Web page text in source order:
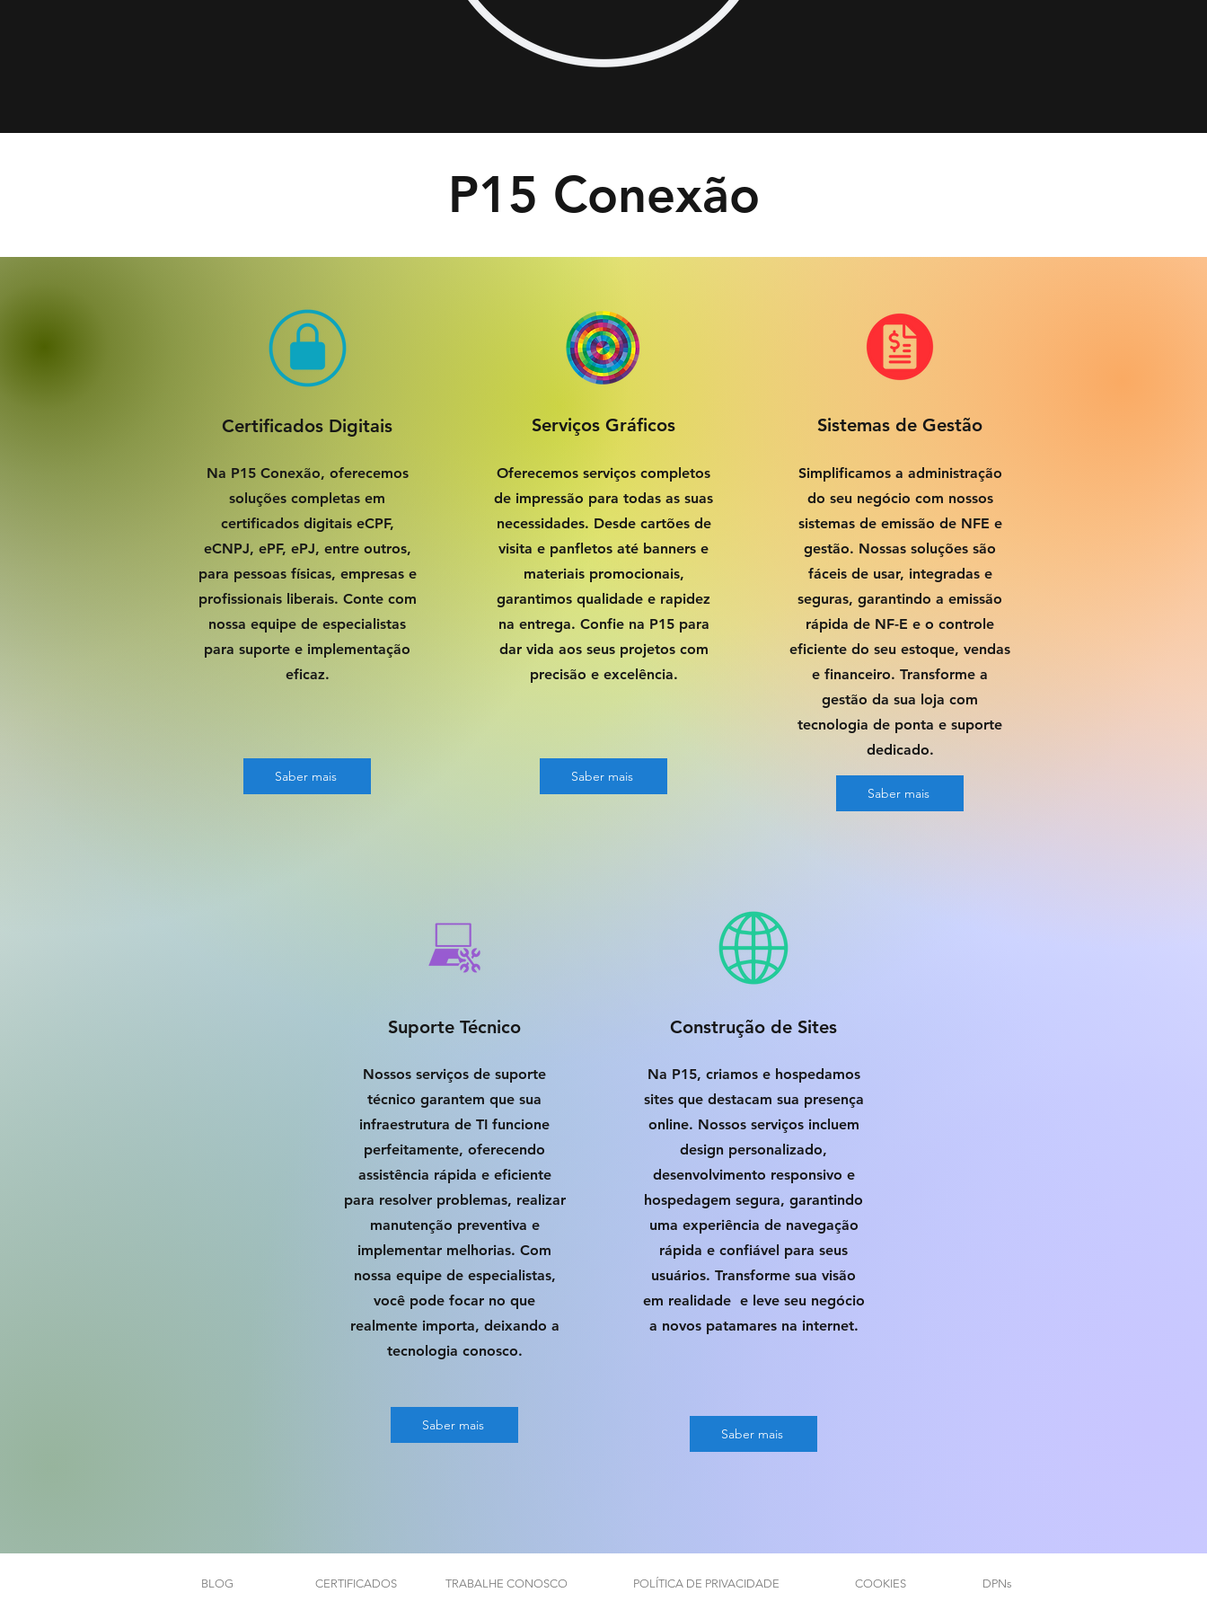
P15 Conexão
Certificados Digitais
Na P15 Conexão, oferecemos
soluções completas em
certificados digitais eCPF,
eCNPJ, ePF, ePJ, entre outros,
para pessoas físicas, empresas e
profissionais liberais. Conte com
nossa equipe de especialistas
para suporte e implementação
eficaz.
Saber mais
Serviços Gráficos
Oferecemos serviços completos
de impressão para todas as suas
necessidades. Desde cartões de
visita e panfletos até banners e
materiais promocionais,
garantimos qualidade e rapidez
na entrega. Confie na P15 para
dar vida aos seus projetos com
precisão e excelência.
Saber mais
Sistemas de Gestão
Simplificamos a administração
do seu negócio com nossos
sistemas de emissão de NFE e
gestão. Nossas soluções são
fáceis de usar, integradas e
seguras, garantindo a emissão
rápida de NF-E e o controle
eficiente do seu estoque, vendas
e financeiro. Transforme a
gestão da sua loja com
tecnologia de ponta e suporte
dedicado.
Saber mais
Suporte Técnico
Nossos serviços de suporte
técnico garantem que sua
infraestrutura de TI funcione
perfeitamente, oferecendo
assistência rápida e eficiente
para resolver problemas, realizar
manutenção preventiva e
implementar melhorias. Com
nossa equipe de especialistas,
você pode focar no que
realmente importa, deixando a
tecnologia conosco.
Saber mais
Construção de Sites
Na P15, criamos e hospedamos
sites que destacam sua presença
online. Nossos serviços incluem
design personalizado,
desenvolvimento responsivo e
hospedagem segura, garantindo
uma experiência de navegação
rápida e confiável para seus
usuários. Transforme sua visão
em realidade e leve seu negócio
a novos patamares na internet.
Saber mais
BLOG CERTIFICADOS TRABALHE CONOSCO POLÍTICA DE PRIVACIDADE COOKIES DPNs